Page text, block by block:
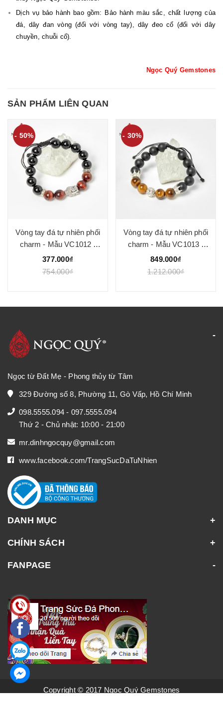
Dịch vụ bảo hành bao gồm: Bảo hành màu sắc, chất lượng của
đá, dây đan vòng (đối với vòng tay), dây đeo cổ (đối với dây
chuyền, chuỗi cổ).
Ngọc Quý Gemstones
SẢN PHẨM LIÊN QUAN
- 50%
Vòng tay đá tự nhiên phối
charm - Mẫu VC1012 -
Ngọc Quý
377.000₫
754.000₫
- 30%
Vòng tay đá tự nhiên phối
charm - Mẫu VC1013 -
Ngọc Quý
849.000₫
1.212.000₫
Ngọc từ Đất Mẹ - Phong thủy từ Tâm
329 Đường số 8, Phường 11, Gò Vấp, Hồ Chí Minh
098.5555.094 - 097.5555.094
Thứ 2 - Chủ nhật: 10:00 - 21:00
mr.dinhngocquy@gmail.com
www.facebook.com/TrangSucDaTuNhien
DANH MỤC
CHÍNH SÁCH
FANPAGE
Copyright © 2017 Ngọc Quý Gemstones